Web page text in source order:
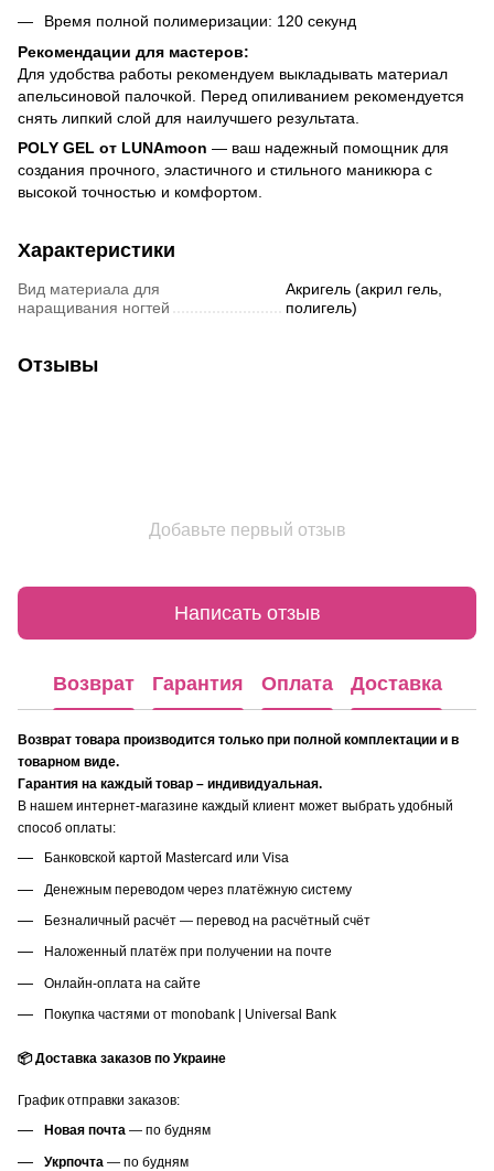
Время полной полимеризации: 120 секунд
Рекомендации для мастеров:
Для удобства работы рекомендуем выкладывать материал
апельсиновой палочкой. Перед опиливанием рекомендуется
снять липкий слой для наилучшего результата.
POLY GEL от LUNAmoon — ваш надежный помощник для
создания прочного, эластичного и стильного маникюра с
высокой точностью и комфортом.
Характеристики
Вид материала для
наращивания ногтей
Акригель (акрил гель,
полигель)
Отзывы
Добавьте первый отзыв
Написать отзыв
Возврат Гарантия Оплата Доставка
Возврат товара производится только при полной комплектации и в
товарном виде.
Гарантия на каждый товар – индивидуальная.
В нашем интернет-магазине каждый клиент может выбрать удобный
способ оплаты:
Банковской картой Mastercard или Visa
Денежным переводом через платёжную систему
Безналичный расчёт — перевод на расчётный счёт
Наложенный платёж при получении на почте
Онлайн-оплата на сайте
Покупка частями от monobank | Universal Bank
📦 Доставка заказов по Украине
График отправки заказов:
Новая почта — по будням
Укрпочта — по будням